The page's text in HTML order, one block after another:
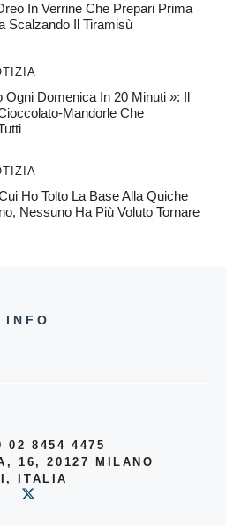
In Verrine Che Prepari Prima
Scalzando Il Tiramisù
Ogni Domenica In 20 Minuti »: Il
Mandorle Che
Ho Tolto La Base Alla Quiche
Nessuno Ha Più Voluto Tornare
INFO
02 8454 4475
16, 20127 MILANO
ITALIA